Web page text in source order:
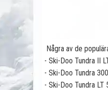
Några av de
- Ski-Doo Tundra II
- Ski-Doo Tundra
- Ski-Doo Tundra LT